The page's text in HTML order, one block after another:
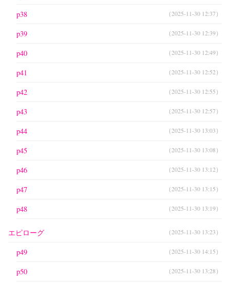
p38 （2025-11-30 12:37）
p39 （2025-11-30 12:39）
p40 （2025-11-30 12:49）
p41 （2025-11-30 12:52）
p42 （2025-11-30 12:55）
p43 （2025-11-30 12:57）
p44 （2025-11-30 13:03）
p45 （2025-11-30 13:08）
p46 （2025-11-30 13:12）
p47 （2025-11-30 13:15）
p48 （2025-11-30 13:19）
エピローグ （2025-11-30 13:23）
p49 （2025-11-30 14:15）
p50 （2025-11-30 13:28）